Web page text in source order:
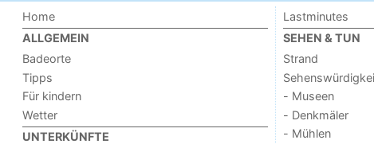
Home
ALLGEMEIN
Badeorte
Tipps
Für kindern
Wetter
UNTERKÜNFTE
Lastminutes
SEHEN & TUN
Strand
- Museen
- Denkmäler
- Mühlen